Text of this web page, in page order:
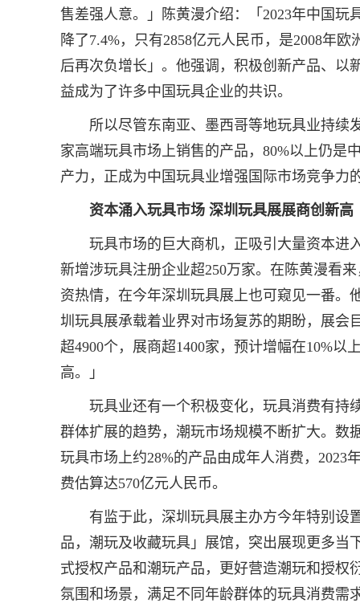
售差强人意。」陈黄漫介绍：「2023年中国玩
降了7.4%，只有2858亿元人民币，是2008年欧
后再次负增长」。他强调，积极创新产品、以
益成为了许多中国玩具企业的共识。
所以尽管东南亚、墨西哥等地玩具业持续
家高端玩具市场上销售的产品，80%以上仍是
产力，正成为中国玩具业增强国际市场竞争力
资本涌入玩具市场 深圳玩具展展商创新高
玩具市场的巨大商机，正吸引大量资本进
新增涉玩具注册企业超250万家。在陈黄漫看
资热情，在今年深圳玩具展上也可窥见一番。
圳玩具展承载着业界对市场复苏的期盼，展会
超4900个，展商超1400家，预计增幅在10%以
高。」
玩具业还有一个积极变化，玩具消费有持
群体扩展的趋势，潮玩市场规模不断扩大。数
玩具市场上约28%的产品由成年人消费，2023
费估算达570亿元人民币。
有监于此，深圳玩具展主办方今年特别设
品，潮玩及收藏玩具」展馆，突出展现更多当
式授权产品和潮玩产品，更好营造潮玩和授权
氛围和场景，满足不同年龄群体的玩具消费需